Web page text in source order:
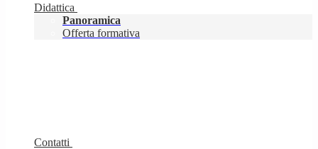
Didattica
Panoramica
Offerta formativa
Contatti